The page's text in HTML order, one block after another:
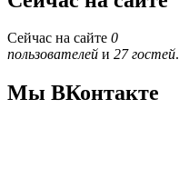
Сейчас на сайте 0
пользователей и 27 гостей.
Мы ВКонтакте